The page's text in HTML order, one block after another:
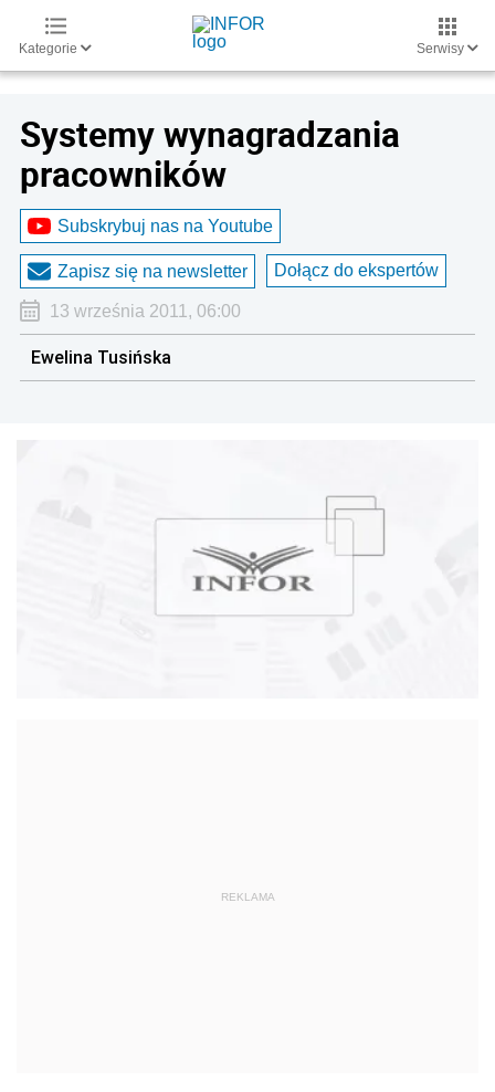
Kategorie Serwisy
Systemy wynagradzania
pracowników
Subskrybuj nas na Youtube
Zapisz się na newsletter Dołącz do ekspertów
13 września 2011, 06:00
Ewelina Tusińska